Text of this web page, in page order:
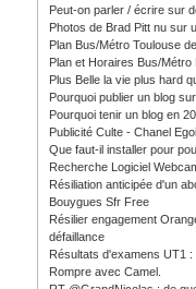
Peut-on parler / écrire sur
Photos de Brad Pitt nu sur
Plan Bus/Métro Toulouse
Plan et Horaires Bus/Métro
Plus Belle la vie plus hard
Pourquoi publier un blog
Pourquoi tenir un blog en
Publicité Culte - Chanel
Que faut-il installer pour
Recherche Logiciel
Résiliation anticipée d'un
Bouygues Sfr Free
Résilier engagement
défaillance
Résultats d'examens UT1
Rompre avec Camel.